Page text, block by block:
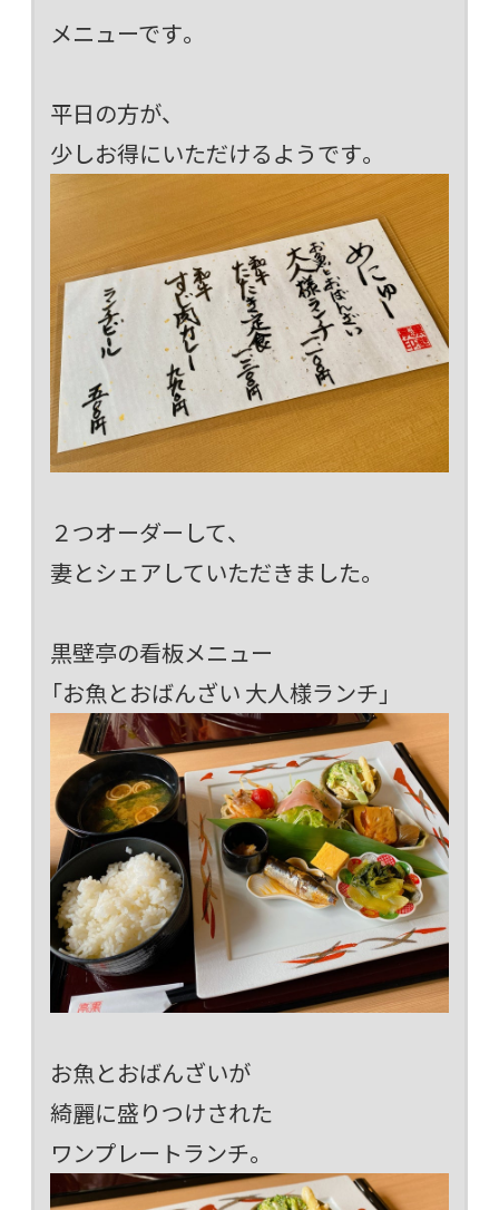
メニューです。
平日の方が、
少しお得にいただけるようです。
２つオーダーして、
妻とシェアしていただきました。
黒壁亭の看板メニュー
「お魚とおばんざい 大人様ランチ」
お魚とおばんざいが
綺麗に盛りつけされた
ワンプレートランチ。